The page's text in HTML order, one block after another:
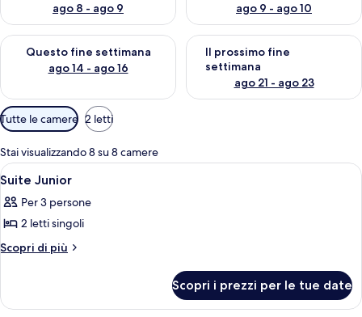
ago 8 - ago 9
ago 9 - ago 10
Questo fine settimana
ago 14 - ago 16
Verifica la disponibilità per questo fine settimana, ago 14 -
Il prossimo fine
settimana
ago 21 - ago 23
Verifica la disponibilità per il
Filtri
disponibili
per
le
camere
Tutte le camere 2 letti
Stai visualizzando 8 su 8 camere
Apri
tutte
le
foto
per
Una camera d'albergo con un letto
4
Suite Junior
Per 3 persone
2 letti singoli
Scopri di più
Altri
Junior
Scopri i prezzi per le tue date